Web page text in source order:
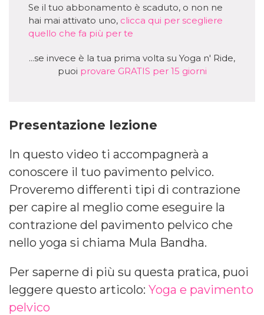
Se il tuo abbonamento è scaduto, o non ne
hai mai attivato uno, clicca qui per scegliere
quello che fa più per te
...se invece è la tua prima volta su Yoga n' Ride,
puoi provare GRATIS per 15 giorni
Presentazione lezione
In questo video ti accompagnerà a
conoscere il tuo pavimento pelvico.
Proveremo differenti tipi di contrazione
per capire al meglio come eseguire la
contrazione del pavimento pelvico che
nello yoga si chiama Mula Bandha.
Per saperne di più su questa pratica, puoi
leggere questo articolo: Yoga e pavimento
pelvico